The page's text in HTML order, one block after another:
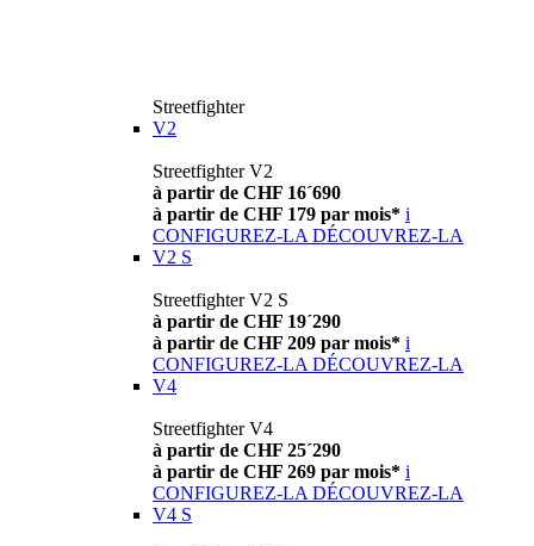
Streetfighter
V2
Streetfighter V2
à partir de CHF 16´690
à partir de CHF 179 par mois* i
CONFIGUREZ-LA DÉCOUVREZ-LA
V2 S
Streetfighter V2 S
à partir de CHF 19´290
à partir de CHF 209 par mois* i
CONFIGUREZ-LA DÉCOUVREZ-LA
V4
Streetfighter V4
à partir de CHF 25´290
à partir de CHF 269 par mois* i
CONFIGUREZ-LA DÉCOUVREZ-LA
V4 S